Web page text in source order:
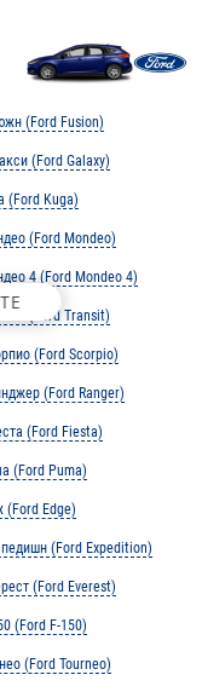
(Ford Fusion)
(Ford Galaxy)
(Ford Kuga)
(Ford Mondeo)
4 (Ford Mondeo 4)
(Ford Transit)
(Ford Scorpio)
(Ford Ranger)
(Ford Fiesta)
(Ford Puma)
Edge)
(Ford Expedition)
(Ford Everest)
(Ford F-150)
(Ford Tourneo)